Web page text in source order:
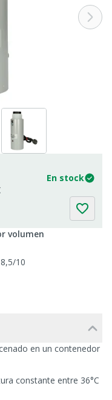
En stock
volumen
10
en un contenedor
constante entre 36°C